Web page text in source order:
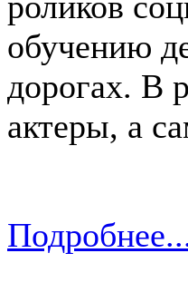
обучению
дорогах. В
актеры, а